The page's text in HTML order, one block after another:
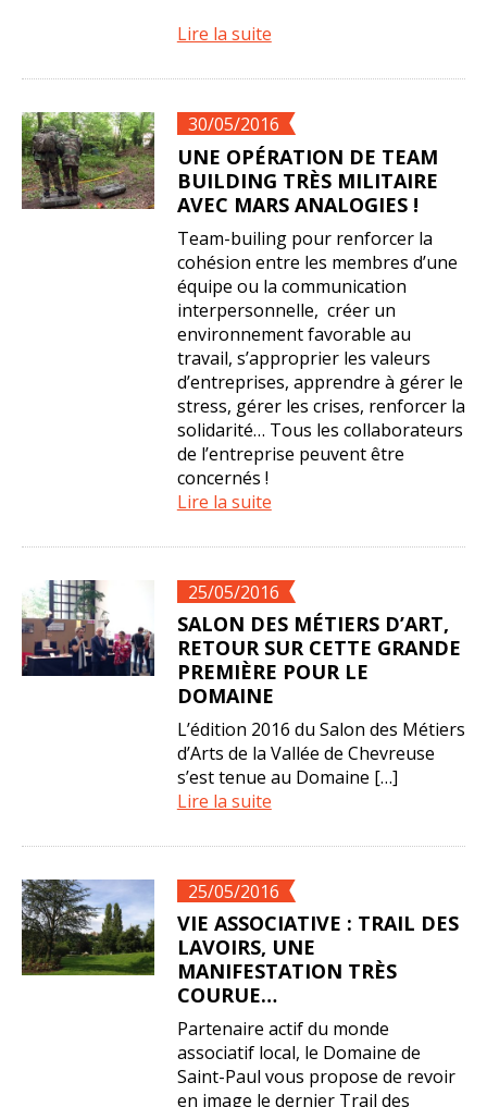
Lire la suite
30/05/2016
UNE OPÉRATION DE TEAM
BUILDING TRÈS MILITAIRE
AVEC MARS ANALOGIES !
Team-builing pour renforcer la
cohésion entre les membres d’une
équipe ou la communication
interpersonnelle, créer un
environnement favorable au
travail, s’approprier les valeurs
d’entreprises, apprendre à gérer le
stress, gérer les crises, renforcer la
solidarité… Tous les collaborateurs
de l’entreprise peuvent être
concernés !
Lire la suite
25/05/2016
SALON DES MÉTIERS D’ART,
RETOUR SUR CETTE GRANDE
PREMIÈRE POUR LE
DOMAINE
L’édition 2016 du Salon des Métiers
d’Arts de la Vallée de Chevreuse
s’est tenue au Domaine […]
Lire la suite
25/05/2016
VIE ASSOCIATIVE : TRAIL DES
LAVOIRS, UNE
MANIFESTATION TRÈS
COURUE…
Partenaire actif du monde
associatif local, le Domaine de
Saint-Paul vous propose de revoir
en image le dernier Trail des